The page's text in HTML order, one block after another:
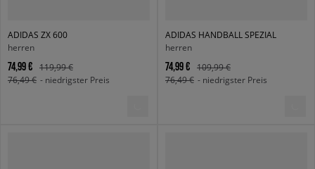
ADIDAS ZX 600
herren
74,99 €
119,99 €
76,49 € - niedrigster Preis
ADIDAS HANDBALL SPEZIAL
herren
74,99 €
109,99 €
76,49 € - niedrigster Preis